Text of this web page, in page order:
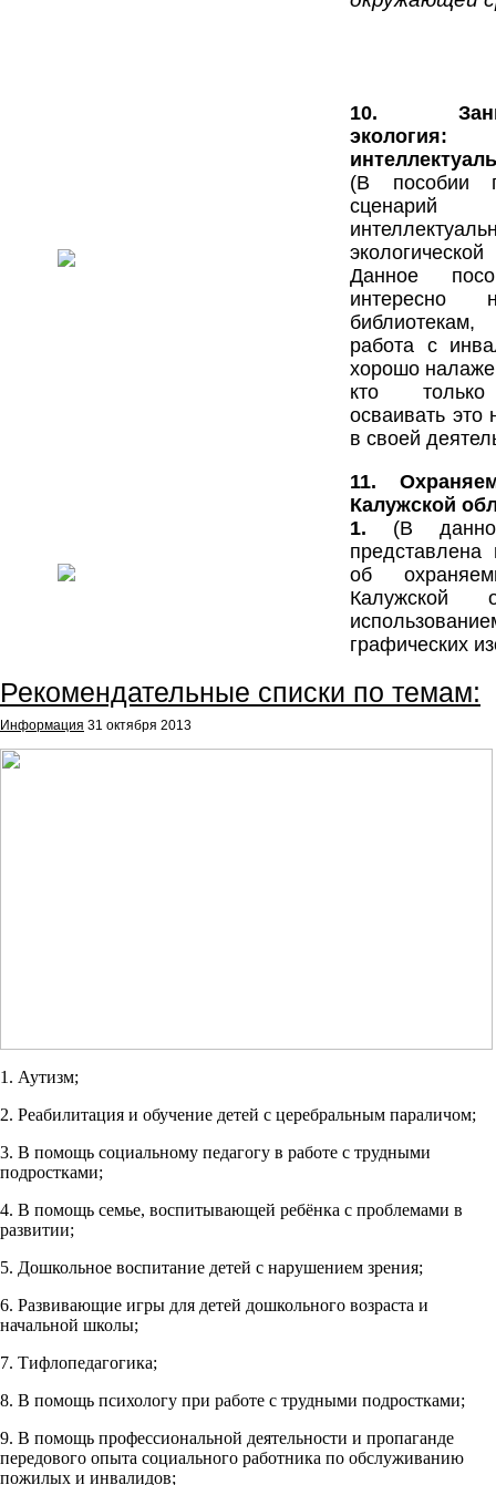
10.
экология:
(В пособии
сценарий
Данное
интересно
работа с
хорошо
кто только
осваивать это
в своей
11.
Калужской
1.
(В
об
Калужской
графических
Рекомендательные списки по темам:
Информация 31 октября 2013
1. Аутизм;
2. Реабилитация и обучение детей с церебральным параличом;
3. В помощь социальному педагогу в работе с трудными
подростками;
4. В помощь семье, воспитывающей ребёнка с проблемами в
развитии;
5. Дошкольное воспитание детей с нарушением зрения;
6. Развивающие игры для детей дошкольного возраста и
начальной школы;
7. Тифлопедагогика;
8. В помощь психологу при работе с трудными подростками;
9. В помощь профессиональной деятельности и пропаганде
передового опыта социального работника по обслуживанию
пожилых и инвалидов;